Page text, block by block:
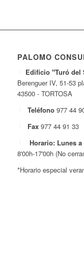
PALOMO
Edificio "Turó del
Berenguer IV, 51-53
43500 - TORTOSA
Teléfono 977 44
Fax 977 44 91 33
Horario: Lunes a
8'00h-17'00h (No
*Horario especial